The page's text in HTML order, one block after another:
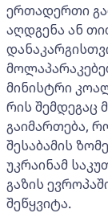
ერთადერთი
აღდგენა ან
მინისტრი
რის შემდეგაც
გაიმართება,
შესაბამის
უკრაინამ
გაზის
შეწყვიტა.